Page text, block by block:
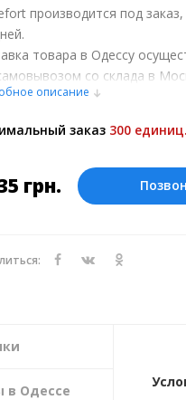
производится под
товара в Одессу
со склада в
заказа с менеджером.
ЦБ РФ на 09.08.2026.
описание
заказ 300 единиц.
грн.
в Одессе